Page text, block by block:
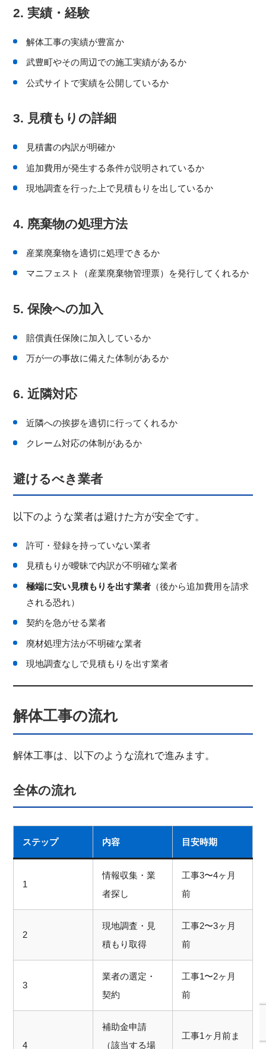
2. 実績・経験
解体工事の実績が豊富か
武豊町やその周辺での施工実績があるか
公式サイトで実績を公開しているか
3. 見積もりの詳細
見積書の内訳が明確か
追加費用が発生する条件が説明されているか
現地調査を行った上で見積もりを出しているか
4. 廃棄物の処理方法
産業廃棄物を適切に処理できるか
マニフェスト（産業廃棄物管理票）を発行してくれるか
5. 保険への加入
賠償責任保険に加入しているか
万が一の事故に備えた体制があるか
6. 近隣対応
近隣への挨拶を適切に行ってくれるか
クレーム対応の体制があるか
避けるべき業者
以下のような業者は避けた方が安全です。
許可・登録を持っていない業者
見積もりが曖昧で内訳が不明確な業者
極端に安い見積もりを出す業者 （後から追加費用を請求
される恐れ）
契約を急がせる業者
廃材処理方法が不明確な業者
現地調査なしで見積もりを出す業者
解体工事の流れ
解体工事は、以下のような流れで進みます。
全体の流れ
ステップ 内容 目安時期
1
情報収集・業
者探し
工事3〜4ヶ月
前
2
現地調査・見
積もり取得
工事2〜3ヶ月
前
3
業者の選定・
契約
工事1〜2ヶ月
前
4
補助金申請
（該当する場
工事1ヶ月前ま